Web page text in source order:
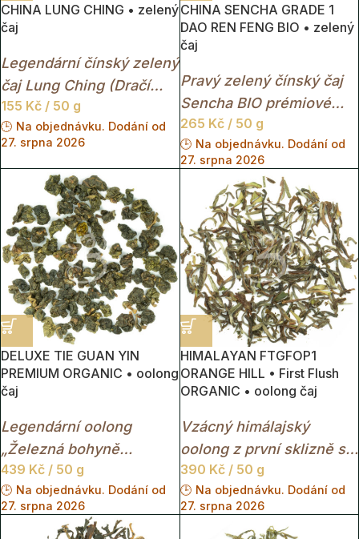
CHINA LUNG CHING • zelený
čaj
Legendární čínský zelený
čaj Lung Ching (Dračí
studna) s jemně
nasládlou chutí a lehkým
kaštanovým aroma.
155 Kč / 50 g
🕒 Na objednávku. Dodání od
27. srpna 2026
CHINA SENCHA GRADE 1
DAO REN FENG BIO • zelený
čaj
Pravý zelený čínský čaj
Sencha BIO prémiové
kvality zpracovaný
japonskou metodou.
265 Kč/ 50 g
🕒 Na objednávku. Dodání od
27. srpna 2026
DELUXE TIE GUAN YIN
PREMIUM ORGANIC • oolong
čaj
Legendární oolong
„Železná bohyně
milosrdenství“ s
květinovým aroma,
jemnou sladkostí a
439 Kč / 50 g
🕒 Na objednávku. Dodání od
27. srpna 2026
HIMALAYAN FTGFOP1
ORANGE HILL • First Flush
ORGANIC • oolong čaj
Vzácný himálajský
oolong z první sklizně s
jemnou květinovou chutí,
ořechovým nádechem a
svěží horskou elegancí.
390 Kč/ 50 g
🕒 Na objednávku. Dodání od
27. srpna 2026